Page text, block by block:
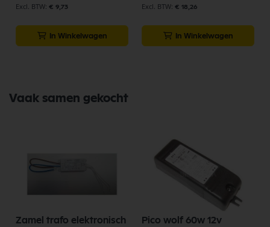
€ 9,73
In Winkelwagen
€ 18,26
In Winkelwagen
Vaak samen gekocht
Zamel trafo elektronisch
Pico wolf 60w 12v